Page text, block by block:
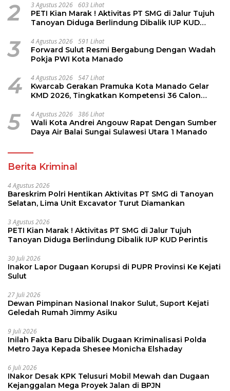
2 3 Agustus 2026 603 Lihat
PETI Kian Marak ! Aktivitas PT SMG di Jalur Tujuh
Tanoyan Diduga Berlindung Dibalik IUP KUD
3 4 Agustus 2026 591 Lihat
Forward Sulut Resmi Bergabung Dengan Wadah
Pokja PWI Kota Manado
4 4 Agustus 2026 547 Lihat
Kwarcab Gerakan Pramuka Kota Manado Gelar
KMD 2026, Tingkatkan Kompetensi 36 Calon
5 4 Agustus 2026 386 Lihat
Wali Kota Andrei Angouw Rapat Dengan Sumber
Daya Air Balai Sungai Sulawesi Utara 1 Manado
Berita Kriminal
4 Agustus 2026
Bareskrim Polri Hentikan Aktivitas PT SMG di Tanoyan
Selatan, Lima Unit Excavator Turut Diamankan
3 Agustus 2026
PETI Kian Marak ! Aktivitas PT SMG di Jalur Tujuh
Tanoyan Diduga Berlindung Dibalik IUP KUD Perintis
30 Juli 2026
Inakor Lapor Dugaan Korupsi di PUPR Provinsi Ke Kejati
Sulut
27 Juli 2026
Dewan Pimpinan Nasional Inakor Sulut, Suport Kejati
Geledah Rumah Jimmy Asiku
9 Juli 2026
Inilah Fakta Baru Dibalik Dugaan Kriminalisasi Polda
Metro Jaya Kepada Shesee Monicha Elshaday
6 Juli 2026
INakor Desak KPK Telusuri Mobil Mewah dan Dugaan
Kejanggalan Mega Proyek Jalan di BPJN